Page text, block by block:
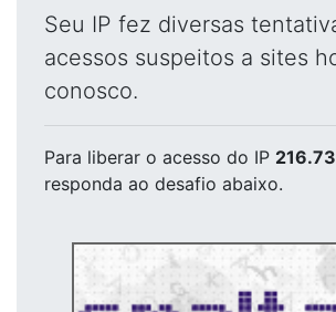
Seu IP fez diversas
acessos suspeitos a sites
conosco.
Para liberar o acesso do IP
responda ao desafio abaixo.